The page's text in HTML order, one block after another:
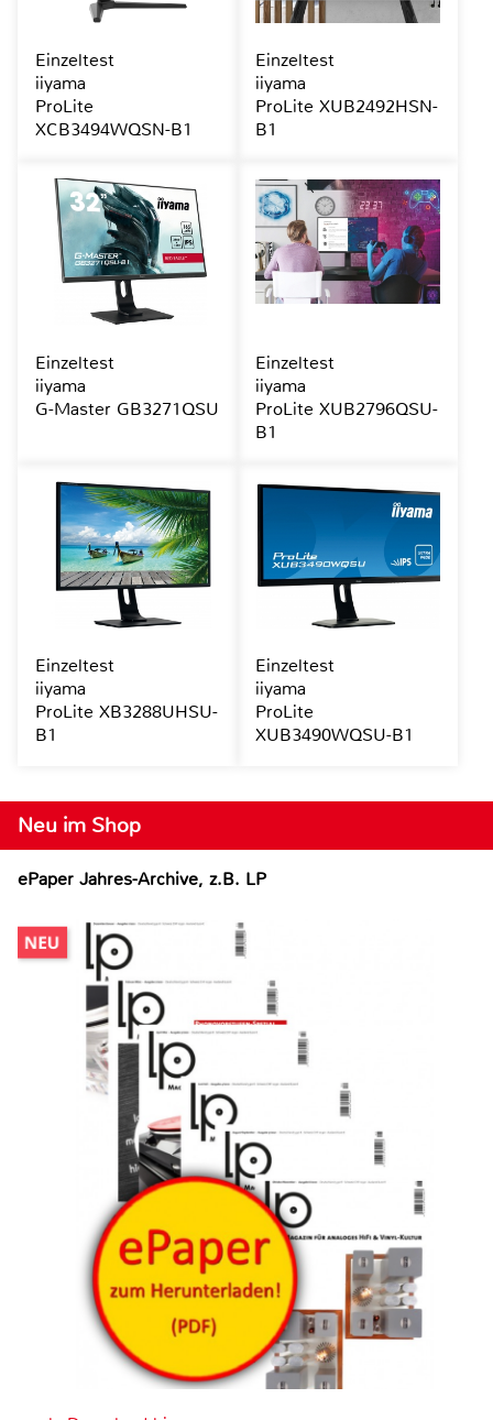
Neu im Shop
ePaper Jahres-Archive, z.B. LP
Einzeltest
iiyama
ProLite
XCB3494WQSN-B1
Einzeltest
iiyama
ProLite XUB2492HSN-
B1
Einzeltest
iiyama
G-Master GB3271QSU
Einzeltest
iiyama
ProLite XUB2796QSU-
B1
Einzeltest
iiyama
ProLite XB3288UHSU-
B1
Einzeltest
iiyama
ProLite
XUB3490WQSU-B1